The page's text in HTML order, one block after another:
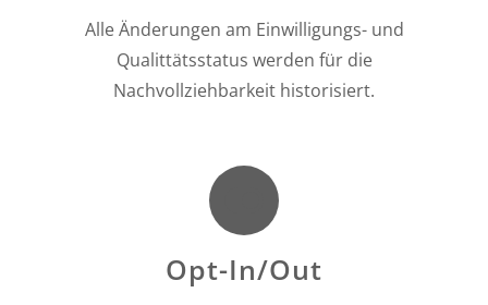
Alle Änderungen am Einwilligungs- und
Qualittätsstatus werden für die
Nachvollziehbarkeit historisiert.
Opt-In/Out